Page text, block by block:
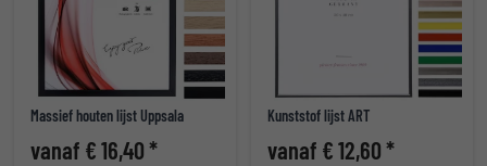
Massief houten lijst Uppsala
vanaf € 16,40 *
Kunststof lijst ART
vanaf € 12,60 *